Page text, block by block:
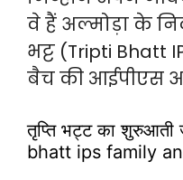
वे हैं अल्मोड़ा के
भट्ट (Tripti Bhatt
बैच की आईपीएस
तृप्ति भट्ट का शुरुआती
bhatt ips family